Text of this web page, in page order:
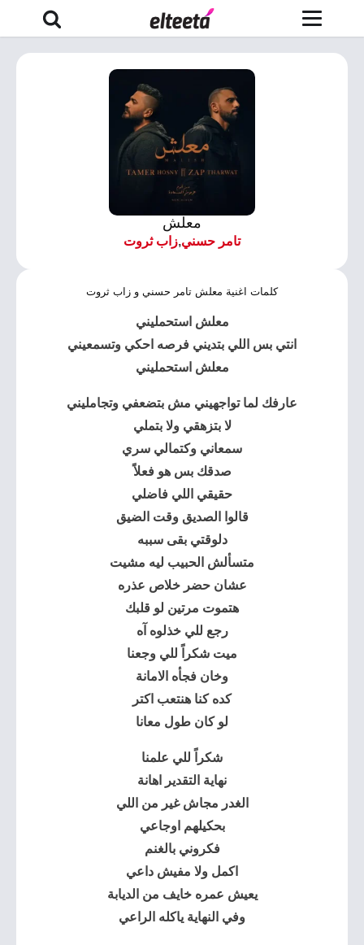
معلش
تامر حسني,زاب ثروت
كلمات اغنية معلش تامر حسني و زاب ثروت
معلش استحمليني
انتي بس اللي بتديني فرصه احكي وتسمعيني
معلش استحمليني
عارفك لما تواجهيني مش بتضعفي وتجامليني
لا بتزهقي ولا بتملي
سمعاني وكتمالي سري
صدقك بس هو فعلاً
حقيقي اللي فاضلي
قالوا الصديق وقت الضيق
دلوقتي بقى سببه
متسألش الحبيب ليه مشيت
عشان حضر خلاص عذره
هتموت مرتين لو قلبك
رجع للي خذلوه آه
ميت شكراً للي وجعنا
وخان فجأه الامانة
كده كنا هنتعب اكتر
لو كان طول معانا
شكراً للي علمنا
نهاية التقدير اهانة
الغدر مجاش غير من اللي
بحكيلهم اوجاعي
فكروني بالغنم
اكمل ولا مفيش داعي
يعيش عمره خايف من الديابة
وفي النهاية ياكله الراعي